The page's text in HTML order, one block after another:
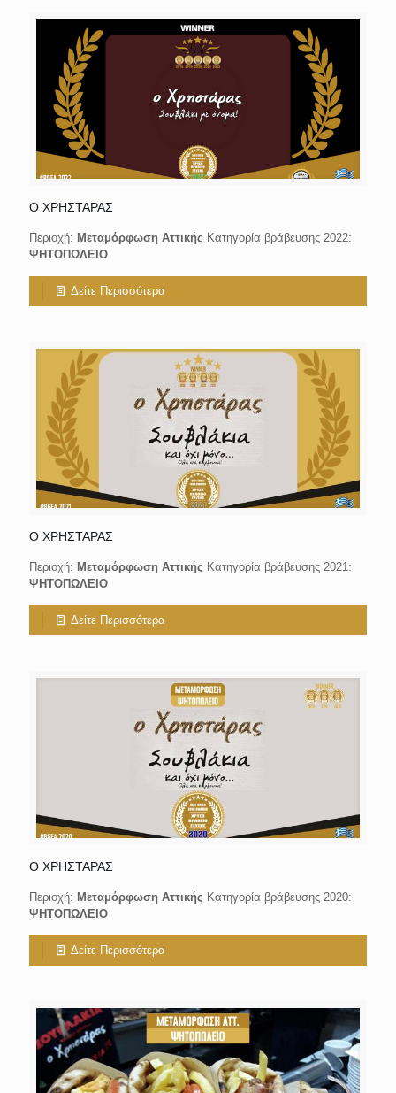
Ο ΧΡΗΣΤΑΡΑΣ
Περιοχή: Μεταμόρφωση Αττικής Κατηγορία βράβευσης 2022:
ΨΗΤΟΠΩΛΕΙΟ
Δείτε Περισσότερα
Ο ΧΡΗΣΤΑΡΑΣ
Περιοχή: Μεταμόρφωση Αττικής Κατηγορία βράβευσης 2021:
ΨΗΤΟΠΩΛΕΙΟ
Δείτε Περισσότερα
Ο ΧΡΗΣΤΑΡΑΣ
Περιοχή: Μεταμόρφωση Αττικής Κατηγορία βράβευσης 2020:
ΨΗΤΟΠΩΛΕΙΟ
Δείτε Περισσότερα